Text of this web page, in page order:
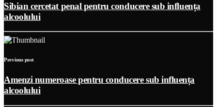
Sibian cercetat penal pentru conducere sub influența
alcoolului
Previous post
Amenzi numeroase pentru conducere sub influența
alcoolului